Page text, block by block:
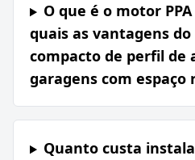
O que é o motor
quais as vantagens do
compacto de perfil de
garagens com espaço
Quanto custa